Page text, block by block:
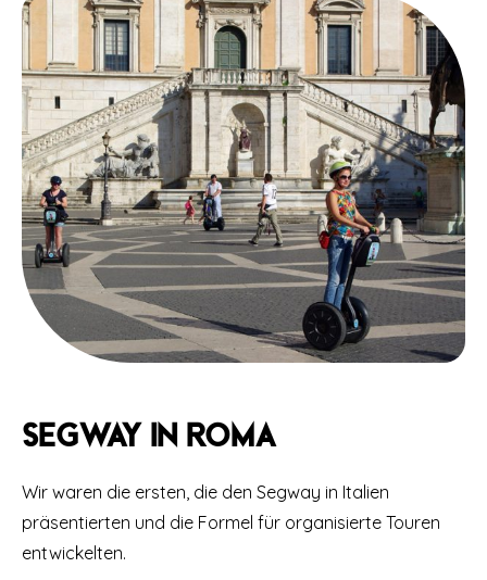
Segway in Roma
Wir waren die ersten, die den Segway in Italien
präsentierten und die Formel für organisierte Touren
entwickelten.